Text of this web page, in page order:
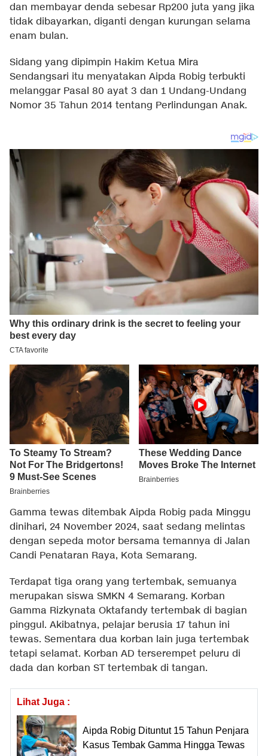
dan membayar denda sebesar Rp200 juta yang jika
tidak dibayarkan, diganti dengan kurungan selama
enam bulan.
Sidang yang dipimpin Hakim Ketua Mira
Sendangsari itu menyatakan Aipda Robig terbukti
melanggar Pasal 80 ayat 3 dan 1 Undang-Undang
Nomor 35 Tahun 2014 tentang Perlindungan Anak.
Gamma tewas ditembak Aipda Robig pada Minggu
dinihari, 24 November 2024, saat sedang melintas
dengan sepeda motor bersama temannya di Jalan
Candi Penataran Raya, Kota Semarang.
Terdapat tiga orang yang tertembak, semuanya
merupakan siswa SMKN 4 Semarang. Korban
Gamma Rizkynata Oktafandy tertembak di bagian
pinggul. Akibatnya, pelajar berusia 17 tahun ini
tewas. Sementara dua korban lain juga tertembak
tetapi selamat. Korban AD terserempet peluru di
dada dan korban ST tertembak di tangan.
Lihat Juga :
Aipda Robig Dituntut 15 Tahun Penjara
Kasus Tembak Gamma Hingga Tewas